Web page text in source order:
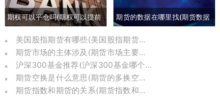
期权可以平仓吗(期权可以提前
平仓吗有盈利吗)
期货的数据在哪里找(期货数据
哪里可以找)
美国股指期货有哪些(美国股指期货是哪个交易所)
期货市场的主体涉及(期货市场主要参与者包括)
沪深300基金推荐(沪深300基金哪个比较好)
期货空换是什么意思(期货的多换空换是什么意思)
期货指数和期货的关系(期货指数和价格关系)